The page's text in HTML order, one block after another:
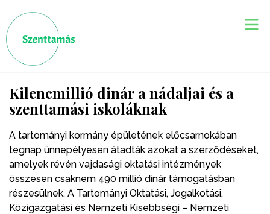
Kilencmillió dinár a nádaljai és a
szenttamási iskoláknak
A tartományi kormány épületének előcsarnokában
tegnap ünnepélyesen átadták azokat a szerződéseket,
amelyek révén vajdasági oktatási intézmények
összesen csaknem 490 millió dinár támogatásban
részesülnek. A Tartományi Oktatási, Jogalkotási,
Közigazgatási és Nemzeti Kisebbségi – Nemzeti